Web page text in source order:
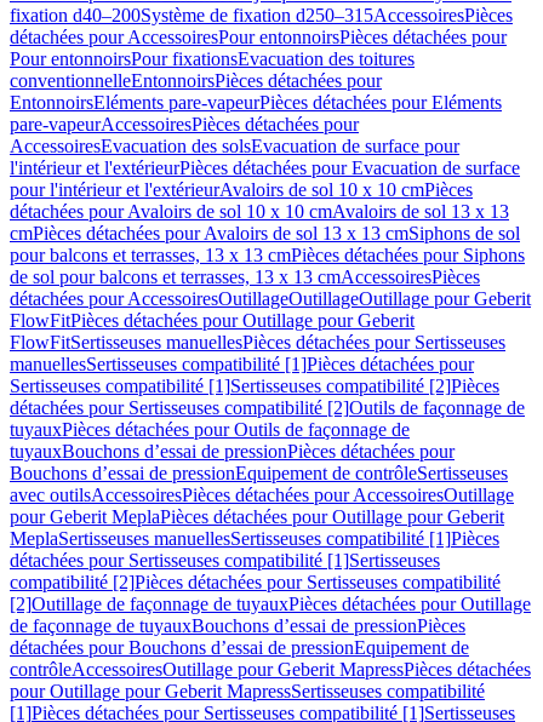
fixation d40–200Système de fixation d250–315AccessoiresPièces
détachées pour AccessoiresPour entonnoirsPièces détachées pour
Pour entonnoirsPour fixationsEvacuation des toitures
conventionnelleEntonnoirsPièces détachées pour
EntonnoirsEléments pare-vapeurPièces détachées pour Eléments
pare-vapeurAccessoiresPièces détachées pour
AccessoiresEvacuation des solsEvacuation de surface pour
l'intérieur et l'extérieurPièces détachées pour Evacuation de surface
pour l'intérieur et l'extérieurAvaloirs de sol 10 x 10 cmPièces
détachées pour Avaloirs de sol 10 x 10 cmAvaloirs de sol 13 x 13
cmPièces détachées pour Avaloirs de sol 13 x 13 cmSiphons de sol
pour balcons et terrasses, 13 x 13 cmPièces détachées pour Siphons
de sol pour balcons et terrasses, 13 x 13 cmAccessoiresPièces
détachées pour AccessoiresOutillageOutillageOutillage pour Geberit
FlowFitPièces détachées pour Outillage pour Geberit
FlowFitSertisseuses manuellesPièces détachées pour Sertisseuses
manuellesSertisseuses compatibilité [1]Pièces détachées pour
Sertisseuses compatibilité [1]Sertisseuses compatibilité [2]Pièces
détachées pour Sertisseuses compatibilité [2]Outils de façonnage de
tuyauxPièces détachées pour Outils de façonnage de
tuyauxBouchons d’essai de pressionPièces détachées pour
Bouchons d’essai de pressionEquipement de contrôleSertisseuses
avec outilsAccessoiresPièces détachées pour AccessoiresOutillage
pour Geberit MeplaPièces détachées pour Outillage pour Geberit
MeplaSertisseuses manuellesSertisseuses compatibilité [1]Pièces
détachées pour Sertisseuses compatibilité [1]Sertisseuses
compatibilité [2]Pièces détachées pour Sertisseuses compatibilité
[2]Outillage de façonnage de tuyauxPièces détachées pour Outillage
de façonnage de tuyauxBouchons d’essai de pressionPièces
détachées pour Bouchons d’essai de pressionEquipement de
contrôleAccessoiresOutillage pour Geberit MapressPièces détachées
pour Outillage pour Geberit MapressSertisseuses compatibilité
[1]Pièces détachées pour Sertisseuses compatibilité [1]Sertisseuses